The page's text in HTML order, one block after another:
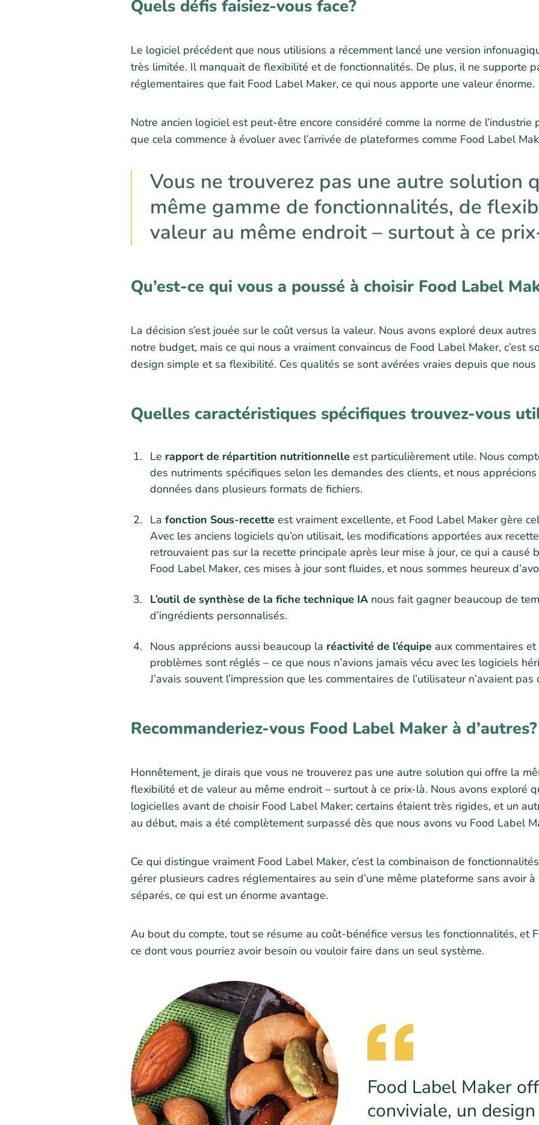
Quels défis faisiez-vous face?
Le logiciel précédent que nous utilisions a récemment lancé une version
très limitée. Il manquait de flexibilité et de fonctionnalités. De plus, il ne supporte
réglementaires que fait Food Label Maker, ce qui nous apporte une valeur énorme.
Notre ancien logiciel est peut-être encore considéré comme la norme de l’industrie
que cela commence à évoluer avec l’arrivée de plateformes comme Food Label
Vous ne trouverez pas une autre solution
même gamme de fonctionnalités, de
valeur au même endroit – surtout à ce
Qu’est-ce qui vous a poussé à choisir Food Label
La décision s’est jouée sur le coût versus la valeur. Nous avons exploré deux
notre budget, mais ce qui nous a vraiment convaincus de Food Label Maker, c’est
design simple et sa flexibilité. Ces qualités se sont avérées vraies depuis que nous
Quelles caractéristiques spécifiques trouvez-vous
Le rapport de répartition nutritionnelle est particulièrement utile. Nous
des nutriments spécifiques selon les demandes des clients, et nous
données dans plusieurs formats de fichiers.
La fonction Sous-recette est vraiment excellente, et Food Label Maker gère
Avec les anciens logiciels qu’on utilisait, les modifications apportées aux
retrouvaient pas sur la recette principale après leur mise à jour, ce qui a causé
Food Label Maker, ces mises à jour sont fluides, et nous sommes heureux
L’outil de synthèse de la fiche technique IA nous fait gagner beaucoup de
d’ingrédients personnalisés.
Nous apprécions aussi beaucoup la réactivité de l’équipe aux commentaires
problèmes sont réglés – ce que nous n’avions jamais vécu avec les logiciels
J’avais souvent l’impression que les commentaires de l’utilisateur n’avaient pas
Recommanderiez-vous Food Label Maker à d’autres?
Honnêtement, je dirais que vous ne trouverez pas une autre solution qui offre la
flexibilité et de valeur au même endroit – surtout à ce prix-là. Nous avons exploré
logicielles avant de choisir Food Label Maker; certains étaient très rigides, et un
au début, mais a été complètement surpassé dès que nous avons vu Food Label
Ce qui distingue vraiment Food Label Maker, c’est la combinaison de
gérer plusieurs cadres réglementaires au sein d’une même plateforme sans avoir
séparés, ce qui est un énorme avantage.
Au bout du compte, tout se résume au coût-bénéfice versus les fonctionnalités, et
ce dont vous pourriez avoir besoin ou vouloir faire dans un seul système.
Food Label Maker
conviviale, un